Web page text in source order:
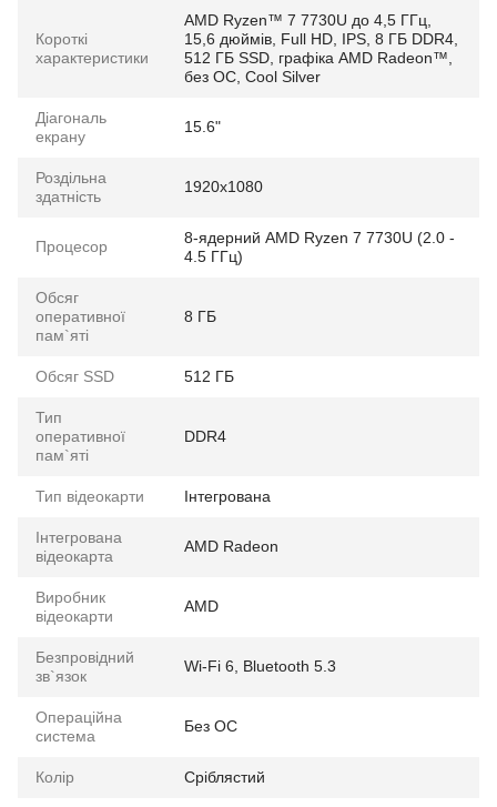
Короткі
характеристики
AMD Ryzen™ 7 7730U до 4,5 ГГц,
15,6 дюймів, Full HD, IPS, 8 ГБ DDR4,
512 ГБ SSD, графіка AMD Radeon™,
без ОС, Cool Silver
Діагональ
екрану
15.6"
Роздільна
здатність
1920x1080
Процесор
8-ядерний AMD Ryzen 7 7730U (2.0 -
4.5 ГГц)
Обсяг
оперативної
пам`яті
8 ГБ
Обсяг SSD 512 ГБ
Тип
оперативної
пам`яті
DDR4
Тип відеокарти Інтегрована
Інтегрована
відеокарта
AMD Radeon
Виробник
відеокарти
AMD
Безпровідний
зв`язок
Wi-Fi 6, Bluetooth 5.3
Операційна
система
Без ОС
Колір Сріблястий